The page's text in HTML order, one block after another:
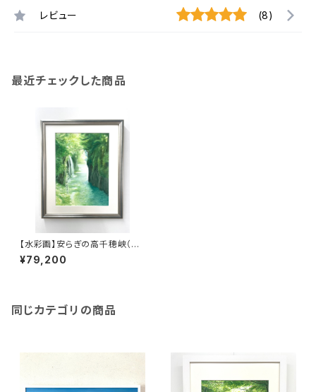
レビュー (8)
最近チェックした商品
【水彩画】安らぎの高千穂峡（原
画）
¥79,200
同じカテゴリの商品